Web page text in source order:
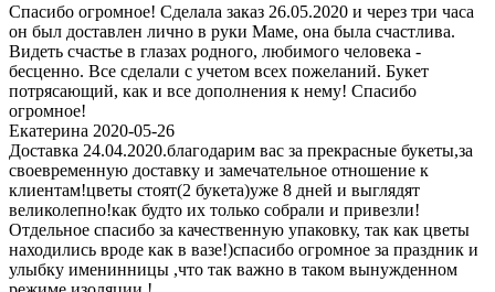
Спасибо огромное! Сделала заказ 26.05.2020 и через три часа
он был доставлен лично в руки Маме, она была счастлива.
Видеть счастье в глазах родного, любимого человека -
бесценно. Все сделали с учетом всех пожеланий. Букет
потрясающий, как и все дополнения к нему! Спасибо
огромное!
Екатерина 2020-05-26
Доставка 24.04.2020.благодарим вас за прекрасные букеты,за
своевременную доставку и замечательное отношение к
клиентам!цветы стоят(2 букета)уже 8 дней и выглядят
великолепно!как будто их только собрали и привезли!
Отдельное спасибо за качественную упаковку, так как цветы
находились вроде как в вазе!)спасибо огромное за праздник и
улыбку именинницы ,что так важно в таком вынужденном